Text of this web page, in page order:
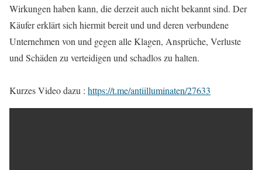
Wirkungen haben kann, die derzeit auch nicht bekannt sind. Der
Käufer erklärt sich hiermit bereit und und deren verbundene
Unternehmen von und gegen alle Klagen, Ansprüche, Verluste
und Schäden zu verteidigen und schadlos zu halten.
Kurzes Video dazu : https://t.me/antiilluminaten/27633